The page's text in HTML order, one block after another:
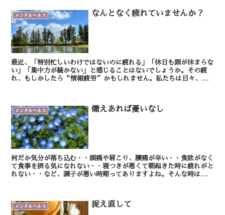
メンタルヘルス なんとなく疲れていませんか？
最近、「特別忙しいわけではないのに疲れる」「休日も頭が休まらな
い」「集中力が続かない」と感じることはないでしょうか。その疲
れ、もしかしたら“情報疲労”かもしれません。私たちは日々、メ
メンタルヘルス 備えあれば憂いなし
何だか気分が落ち込む・・頭痛や肩こり、腰痛が辛い・・食欲がなく
て食事を摂る気になれない・・寝つきが悪くて朝起きた時に疲れがと
れない・・など、調子が悪い時期ってありますよね。そんな時は調子
メンタルヘルス 捉え直して